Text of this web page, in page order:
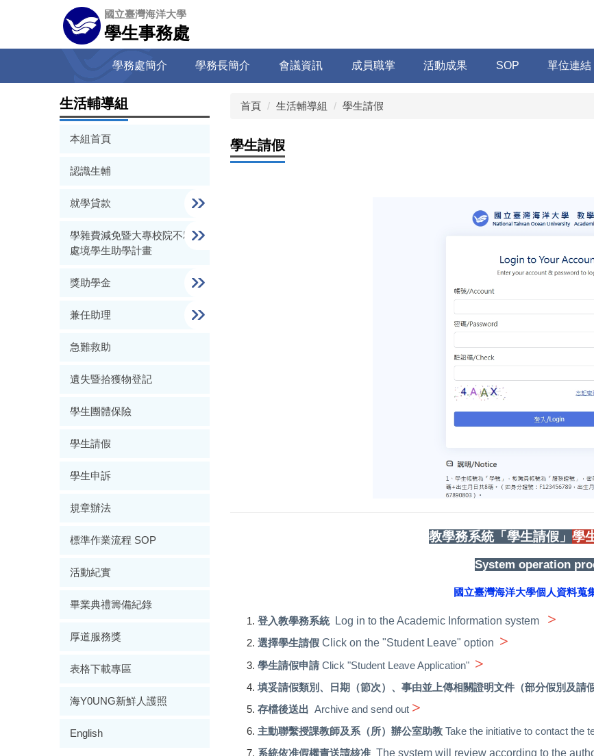
容
國立臺灣海洋大學
學生事務處
學務處簡介 學務長簡介 會議資訊 成員職掌 活動成果 SOP 單位連結
生活輔導組
本組首頁
認識生輔
就學貸款
學雜費減免暨大專校院不利
處境學生助學計畫
獎助學金
兼任助理
急難救助
遺失暨拾獲物登記
學生團體保險
學生請假
學生申訴
規章辦法
標準作業流程 SOP
活動紀實
畢業典禮籌備紀錄
厚道服務獎
表格下載專區
海Y0UNG新鮮人護照
English
首頁 生活輔導組 學生請假
學生請假
教學務系統「學生請假」 學
System operation
國立臺灣海洋大學個人資料蒐
登入教學務系統 Log in to the Academic Information system >
選擇學生請假 Click on the "Student Leave" option >
學生請假申請 Click "Student Leave Application" >
填妥請假類別、日期（節次）、事由並上傳相關證明文件（部分假別及請
存檔後送出 Archive and send out >
主動聯繫授課教師及系（所）辦公室助教 Take the initiative to contact the
系統依准假權責送請核准 The system will review according to the